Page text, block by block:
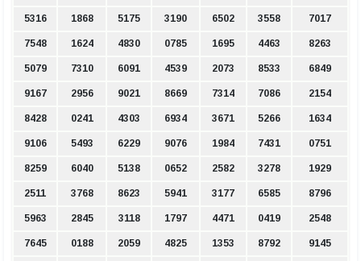
5316 1868 5175 3190 6502 3558 7017
7548 1624 4830 0785 1695 4463 8263
5079 7310 6091 4539 2073 8533 6849
9167 2956 9021 8669 7314 7086 2154
8428 0241 4303 6934 3671 5266 1634
9106 5493 6229 9076 1984 7431 0751
8259 6040 5138 0652 2582 3278 1929
2511 3768 8623 5941 3177 6585 8796
5963 2845 3118 1797 4471 0419 2548
7645 0188 2059 4825 1353 8792 9145